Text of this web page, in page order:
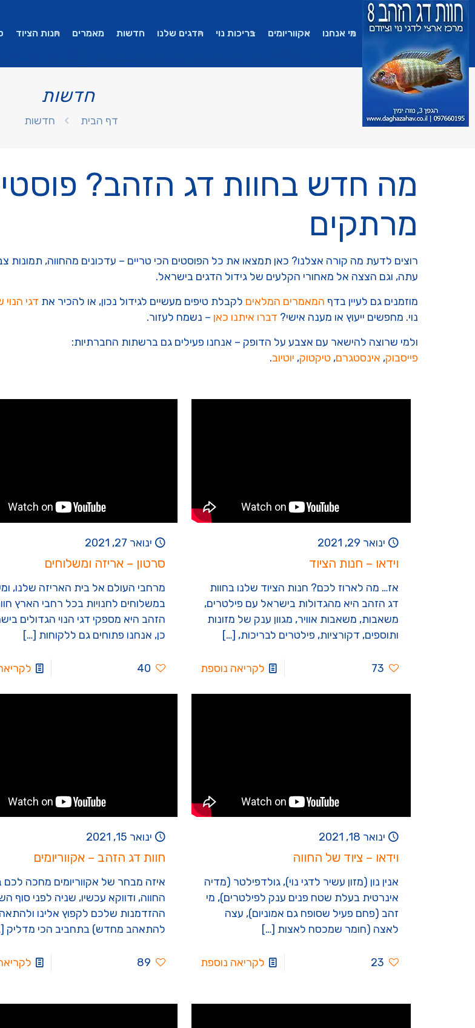
מי אנחנו אקווריומים בריכות נוי הדגים שלנו חדשות מאמרים חנות הציוד
חדשות
דף הבית חדשות
מה חדש בחוות דג הזהב?
מרתקים
רוצים לדעת מה קורה אצלנו? כאן תמצאו את כל הפוסטים הכי טריים – עדכונים מהחווה, תמונות
עתה, וגם הצצה אל מאחורי הקלעים של גידול הדגים בישראל.
מוזמנים גם לעיין בדף המאמרים המלאים לקבלת טיפים מעשיים לגידול נכון, או להכיר את דגי
נוי. מחפשים ייעוץ או מענה אישי? דברו איתנו כאן – נשמח לעזור.
ולמי שרוצה להישאר עם אצבע על הדופק – אנחנו פעילים גם ברשתות החברתיות:
פייסבוק, אינסטגרם, טיקטוק, יוטיוב.
ינואר 29, 2021
וידאו – חנות הציוד
אז… מה לארוז לכם? חנות הציוד שלנו בחוות
דג הזהב היא מהגדולות בישראל עם פילטרים,
משאבות, משאבות אוויר, מגוון ענק של מזונות
ותוספים, דקורציות, פילטרים לבריכות, […]
73 לקריאה נוספת
ינואר 27, 2021
סרטון – אריזה ומשלוחים
מרחבי העולם אל בית האריזה שלנו,
במשלוחים לחנויות בכל רחבי הארץ
הזהב היא מספקי דגי הנוי הגדולים
כן, אנחנו פתוחים גם ללקוחות […]
40
ינואר 18, 2021
וידאו – ציוד של החווה
אנין נון (מזון עשיר לדגי נוי), גולדפילטר (מדיה
אינרטית בעלת שטח פנים ענק לפילטרים), מי
זהב (פחם פעיל שסופח גם אמוניום), עצה
לאצה (חומר שמכסח לאצות […]
23 לקריאה נוספת
ינואר 15, 2021
חוות דג הזהב – אקווריומים
איזה מבחר של אקווריומים מחכה לכם
החווה, ודווקא עכשיו, שניה לפני סוף
ההזדמנות שלכם לקפוץ אלינו
להתאהב מחדש) בתחביב הכי מדליק
89